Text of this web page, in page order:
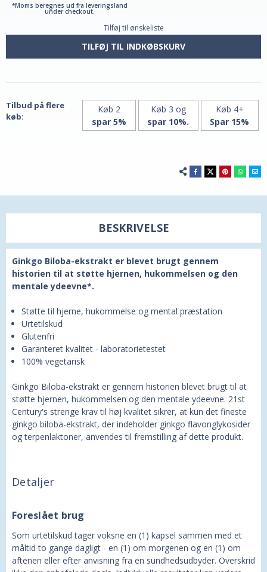
*Moms beregnes ud fra leveringsland
under checkout.
standardiseret,
60
60
Century
60
Century
Tilføj til ønskeliste
TILFØJ TIL INDKØBSKURV
Tilbud på flere
køb:
Køb 2
spar 5%
Køb 3 og
spar 10%.
Køb 4+
Spar 15%
BESKRIVELSE
Ginkgo Biloba-ekstrakt er blevet brugt gennem
historien til at støtte hjernen, hukommelsen og den
mentale ydeevne*.
Støtte til hjerne, hukommelse og mental præstation
Urtetilskud
Glutenfri
Garanteret kvalitet - laboratorietestet
100% vegetarisk
Ginkgo Biloba-ekstrakt er gennem historien blevet brugt til at
støtte hjernen, hukommelsen og den mentale ydeevne. 21st
Century's strenge krav til høj kvalitet sikrer, at kun det fineste
ginkgo biloba-ekstrakt, der indeholder ginkgo flavonglykosider
og terpenlaktoner, anvendes til fremstilling af dette produkt.
Detaljer
Foreslået brug
Som urtetilskud tager voksne en (1) kapsel sammen med et
måltid to gange dagligt - en (1) om morgenen og en (1) om
aftenen eller efter anvisning fra en sundhedsudbyder. Overskrid